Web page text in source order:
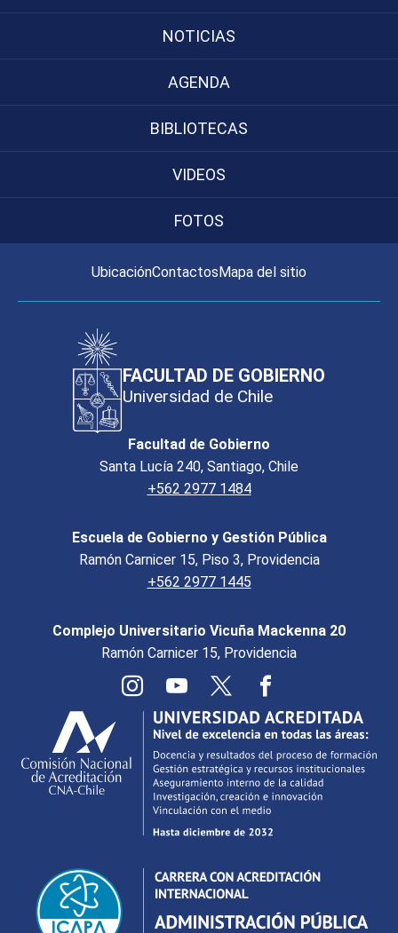
NOTICIAS
AGENDA
BIBLIOTECAS
VIDEOS
FOTOS
UbicaciónContactosMapa del sitio
FACULTAD DE GOBIERNO
Universidad de Chile
Facultad de Gobierno
Santa Lucía 240, Santiago, Chile
+562 2977 1484
Escuela de Gobierno y Gestión Pública
Ramón Carnicer 15, Piso 3, Providencia
+562 2977 1445
Complejo Universitario Vicuña Mackenna 20
Ramón Carnicer 15, Providencia